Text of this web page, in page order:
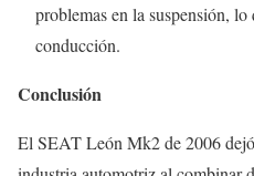
problemas en la suspensión,
conducción.
Conclusión
El SEAT León Mk2 de 2006